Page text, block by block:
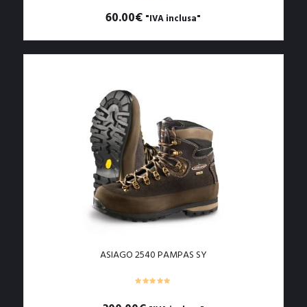
60.00€ "IVA inclusa"
opzioni
possono
essere
scelte
nella
pagina
del
prodotto
ASIAGO 2540 PAMPAS SY